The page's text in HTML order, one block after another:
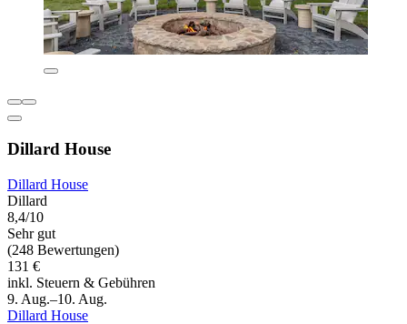
Dillard House
Dillard House
Dillard
8,4/10
Sehr gut
(248 Bewertungen)
131 €
inkl. Steuern & Gebühren
9. Aug.–10. Aug.
Dillard House